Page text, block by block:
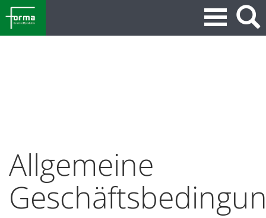
Allgemeine